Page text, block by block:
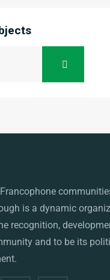
is a dynamic
recognition,
and to be its